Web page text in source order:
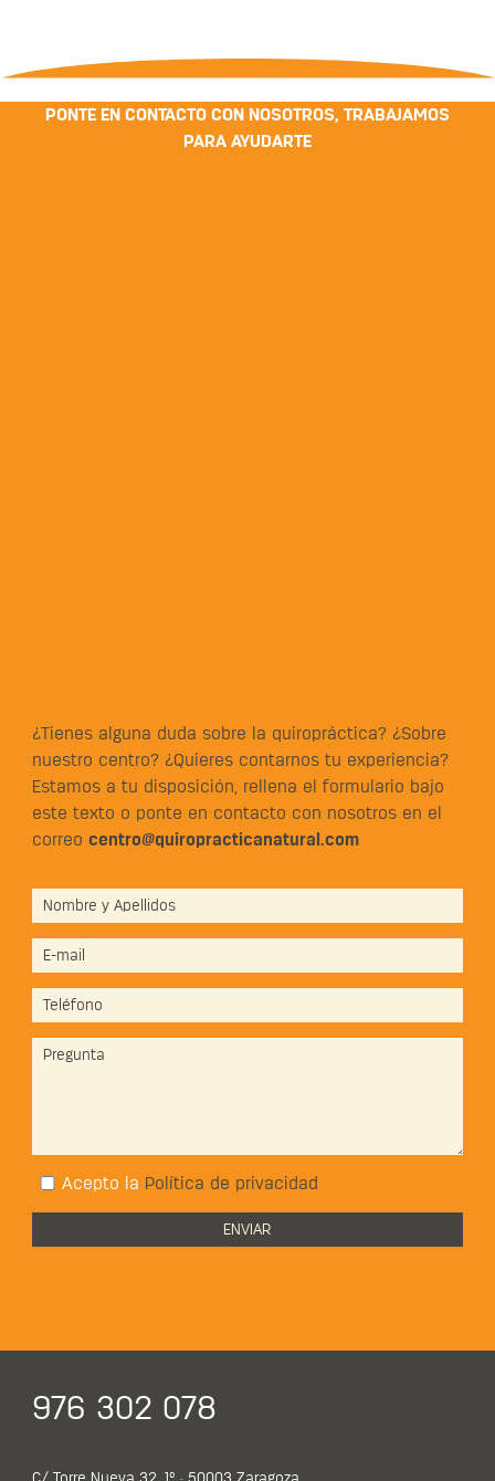
PONTE EN CONTACTO CON NOSOTROS, TRABAJAMOS
PARA AYUDARTE
¿Tienes alguna duda sobre la quiropráctica? ¿Sobre
nuestro centro? ¿Quieres contarnos tu experiencia?
Estamos a tu disposición, rellena el formulario bajo
este texto o ponte en contacto con nosotros en el
correo centro@quiropracticanatural.com
Acepto la Política de privacidad
976 302 078
C/ Torre Nueva 32, 1º · 50003 Zaragoza